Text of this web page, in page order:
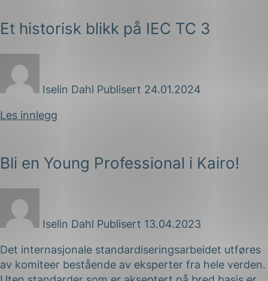
Et historisk blikk på IEC TC 3
Iselin Dahl Publisert 24.01.2024
Les innlegg
Bli en Young Professional i Kairo!
Iselin Dahl Publisert 13.04.2023
Det internasjonale standardiseringsarbeidet utføres
av komiteer bestående av eksperter fra hele verden.